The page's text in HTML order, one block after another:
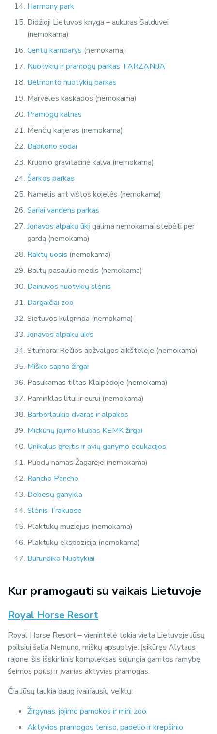
Harmony park
Didžioji Lietuvos knyga – aukuras Salduvei
(nemokama)
Centų kambarys (nemokama)
Nuotykių ir pramogų parkas TARZANIJA
Belmonto nuotykių parkas
Marvelės kaskados (nemokama)
Pramogų kalnas
Menčių karjeras (nemokama)
Babilono sodai
Kruonio gravitacinė kalva (nemokama)
Šarkos parkas
Namelis ant vištos kojelės (nemokama)
Sariai vandens parkas
Jonavos alpakų ūkį galima nemokamai stebėti per
gardą (nemokama)
Raktų uosis (nemokama)
Baltų pasaulio medis (nemokama)
Dainuvos nuotykių slėnis
Dargaičiai zoo
Sietuvos kūlgrinda (nemokama)
Jonavos alpakų ūkis
Stumbrai Rečios apžvalgos aikštelėje (nemokama)
Miško sapno žirgai
Pasukamas tiltas Klaipėdoje (nemokama)
Paminklas litui ir eurui (nemokama)
Barborlaukio dvaras ir alpakos
Mickūnų jojimo klubas KEMK žirgai
Unikalus greitis ir avių ganymo edukacijos
Puodų namas Žagarėje (nemokama)
Rancho Pancho
Debesų ganykla
Slėnis Trakuose
Plaktukų muziejus (nemokama)
Plaktukų ekspozicija (nemokama)
Burundiko Nuotykiai
Kur pramogauti su vaikais Lietuvoje
Royal Horse Resort
Royal Horse Resort – vienintelė tokia vieta Lietuvoje Jūsų
poilsiui šalia Nemuno, miškų apsuptyje. Įsikūręs Alytaus
rajone, šis išskirtinis kompleksas sujungia gamtos ramybę,
šeimos poilsį ir įvairias aktyvias pramogas.
Čia Jūsų laukia daug įvairiausių veiklų:
Žirgynas, jojimo pamokos ir mini zoo.
Aktyvios pramogos teniso, padelio ir krepšinio